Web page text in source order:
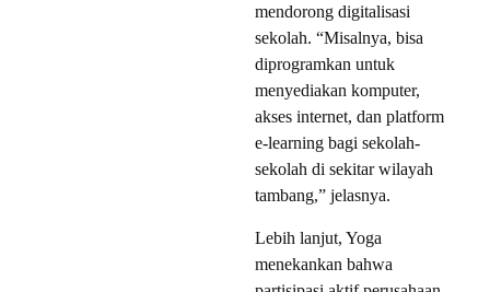
mendorong digitalisasi
sekolah. “Misalnya, bisa
diprogramkan untuk
menyediakan komputer,
akses internet, dan platform
e-learning bagi sekolah-
sekolah di sekitar wilayah
tambang,” jelasnya.
Lebih lanjut, Yoga
menekankan bahwa